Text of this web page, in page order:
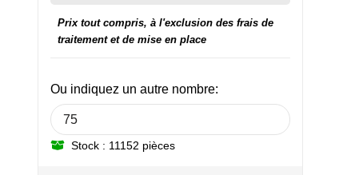
Ou indiquez un autre nombre:
Stock : 11152 pièces
Prix tout compris, à l'exclusion des frais de
traitement et de mise en place